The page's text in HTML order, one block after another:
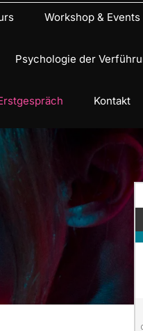
Workshop & Events
Psychologie der
Kontakt